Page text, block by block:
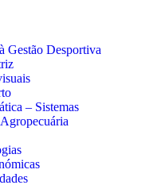
Gestão Desportiva
– Sistemas